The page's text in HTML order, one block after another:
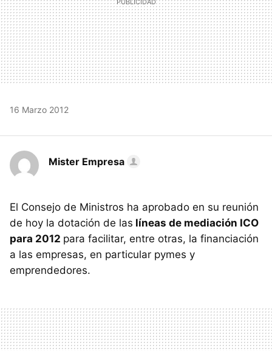
16 Marzo 2012
Mister Empresa
El Consejo de Ministros ha aprobado en su reunión
de hoy la dotación de las líneas de mediación ICO
para 2012 para facilitar, entre otras, la financiación
a las empresas, en particular pymes y
emprendedores.